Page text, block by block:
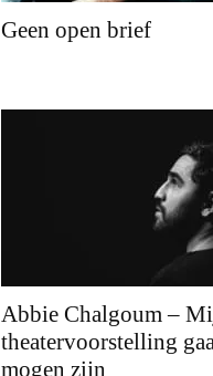
Geen open brief
Abbie Chalgoum –
theatervoorstelling
mogen zijn